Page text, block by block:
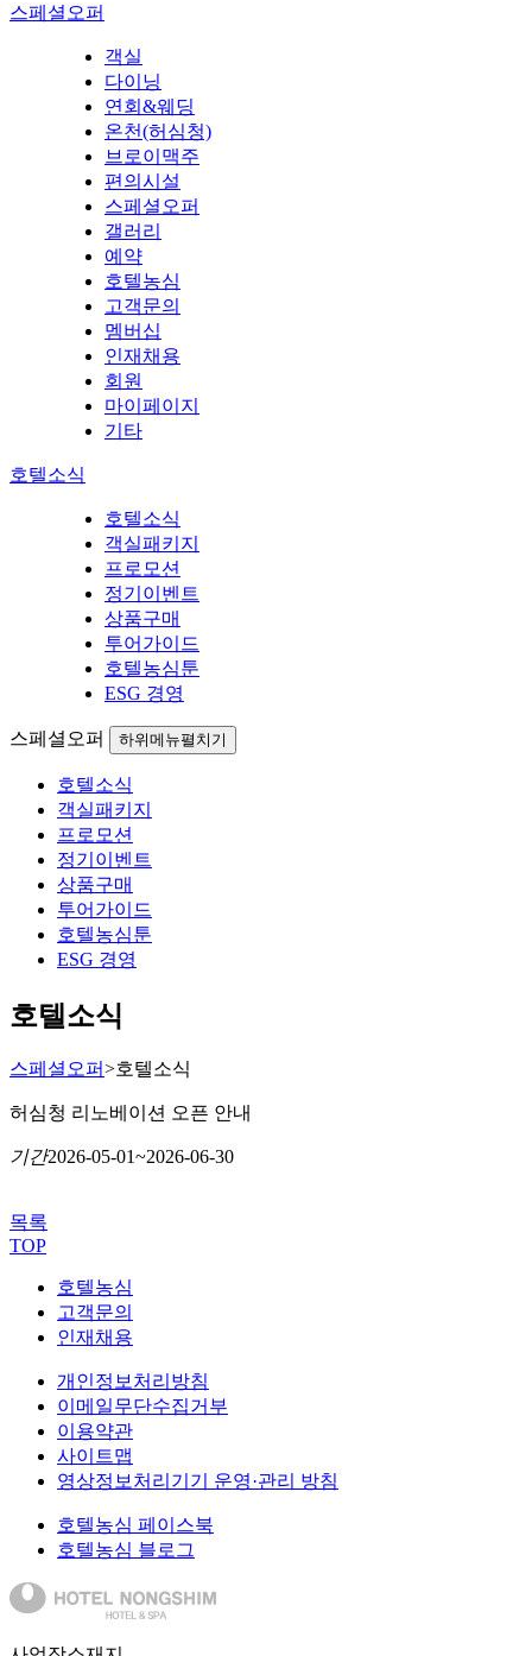
스페셜오퍼
객실
다이닝
연회&웨딩
온천(허심청)
브로이맥주
편의시설
스페셜오퍼
갤러리
예약
호텔농심
고객문의
멤버십
인재채용
회원
마이페이지
기타
호텔소식
호텔소식
객실패키지
프로모션
정기이벤트
상품구매
투어가이드
호텔농심툰
ESG 경영
스페셜오퍼 하위메뉴펼치기
호텔소식
객실패키지
프로모션
정기이벤트
상품구매
투어가이드
호텔농심툰
ESG 경영
호텔소식
스페셜오퍼>호텔소식
허심청 리노베이션 오픈 안내
기간2026-05-01~2026-06-30
목록
TOP
호텔농심
고객문의
인재채용
개인정보처리방침
이메일무단수집거부
이용약관
사이트맵
영상정보처리기기 운영·관리 방침
호텔농심 페이스북
호텔농심 블로그